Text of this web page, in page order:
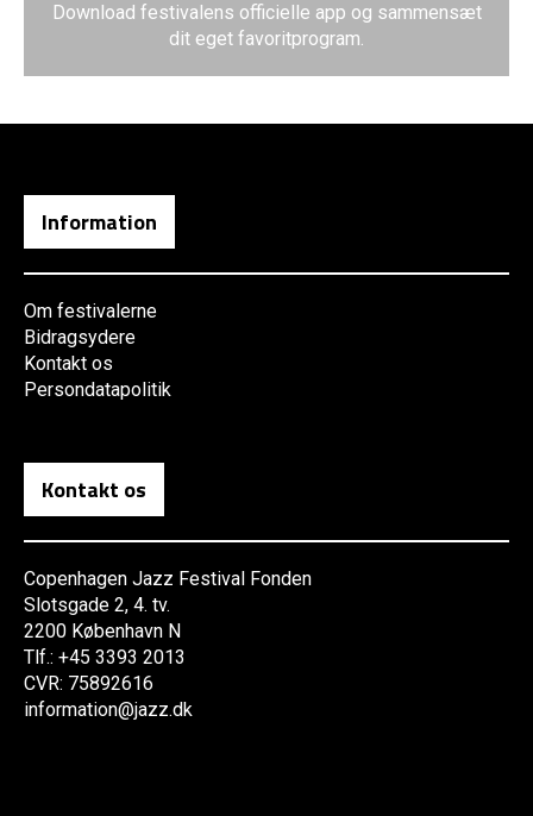
Download festivalens officielle app og sammensæt
dit eget favoritprogram.
Information
Om festivalerne
Bidragsydere
Kontakt os
Persondatapolitik
Kontakt os
Copenhagen Jazz Festival Fonden
Slotsgade 2, 4. tv.
2200 København N
Tlf.: +45 3393 2013
CVR: 75892616
information@jazz.dk